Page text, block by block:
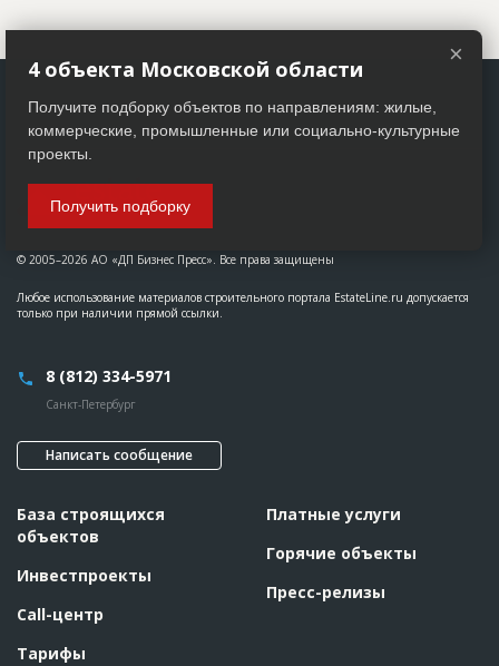
© 2005–2026 АО «ДП Бизнес Пресс». Все права защищены
Любое использование материалов строительного портала EstateLine.ru допускается
только при наличии прямой ссылки.
8 (812) 334-5971
Санкт-Петербург
Написать сообщение
База строящихся
объектов
Инвестпроекты
Call-центр
Тарифы
Платные услуги
Горячие объекты
Пресс-релизы
×
4 объекта Московской области
Получите подборку объектов по направлениям: жилые,
коммерческие, промышленные или социально-культурные
проекты.
Получить подборку